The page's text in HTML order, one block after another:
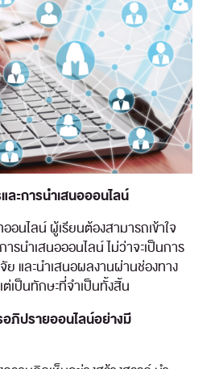
ละการนำเสนอออนไลน์
นไลน์ ผู้เรียนต้องสามารถเข้าใจ
ารนำเสนอออนไลน์ ไม่ว่าจะเป็นการ
ย และนำเสนอผลงานผ่านช่องทาง
เป็นทักษะที่จำเป็นทั้งสิ้น
ภิปรายออนไลน์อย่างมี